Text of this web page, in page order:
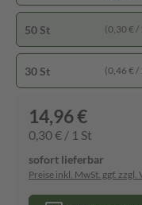
50 St (0,30 € /
30 St (0,46 € /
14,96 €
0,30 € / 1 St
sofort lieferbar
Preise inkl. MwSt. ggf. zzgl.